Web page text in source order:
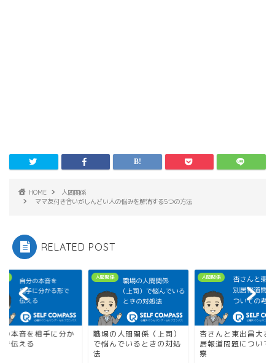
HOME
人間関係
ママ友付き合いがしんどい人の悩みを解消する5つの方法
RELATED POST
手に分か
職場の人間関係（上司）
で悩んでいるときの対処
人間関係
杏さんと東出昌大さん別
居報道問題についての考